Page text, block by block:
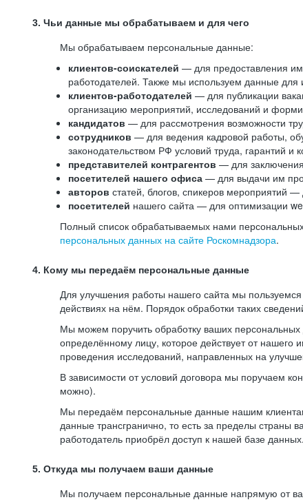
3. Чьи данные мы обрабатываем и для чего
Мы обрабатываем персональные данные:
клиентов-соискателей — для предоставления им
работодателей. Также мы используем данные для
клиентов-работодателей — для публикации
организацию мероприятий, исследований и
кандидатов — для рассмотрения возможности
сотрудников — для ведения кадровой работы,
законодательством РФ условий труда, гарантий и
представителей контрагентов — для
посетителей нашего офиса — для выдачи им
авторов статей, блогов, спикеров мероприятий
посетителей нашего сайта — для оптимизации
Полный список обрабатываемых нами
персональных данных на сайте Роскомнадзора.
4. Кому мы передаём персональные данные
Для улучшения работы нашего сайта мы
действиях на нём. Порядок обработки таких
Мы можем поручить обработку ваших
определённому лицу, которое действует от
проведения исследований, направленных на
В зависимости от условий договора мы поручаем
можно).
Мы передаём персональные данные нашим
данные трансгранично, то есть за пределы
работодатель приобрёл доступ к нашей базе данных.
5. Откуда мы получаем ваши данные
Мы получаем персональные данные напрямую от